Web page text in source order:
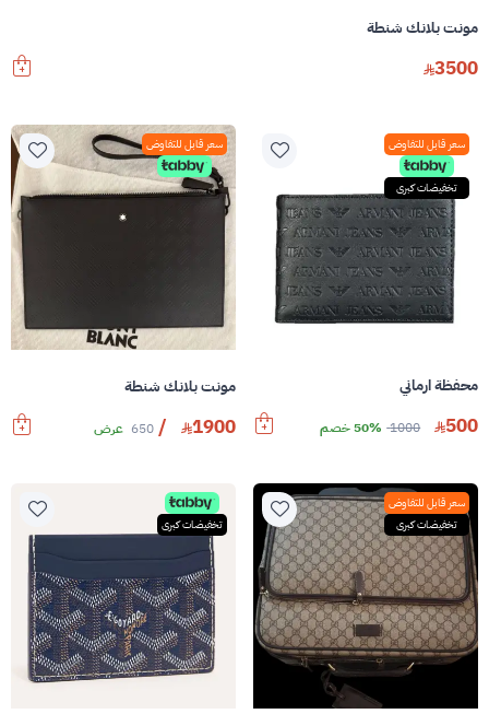
مونت بلانك شنطة
3500
سعر قابل للتفاوض
تخفيضات كبرى
محفظة ارماني
500
1000 50% خصم
سعر قابل للتفاوض
مونت بلانك شنطة
1900
/
650 عرض
سعر قابل للتفاوض
تخفيضات كبرى
تخفيضات كبرى